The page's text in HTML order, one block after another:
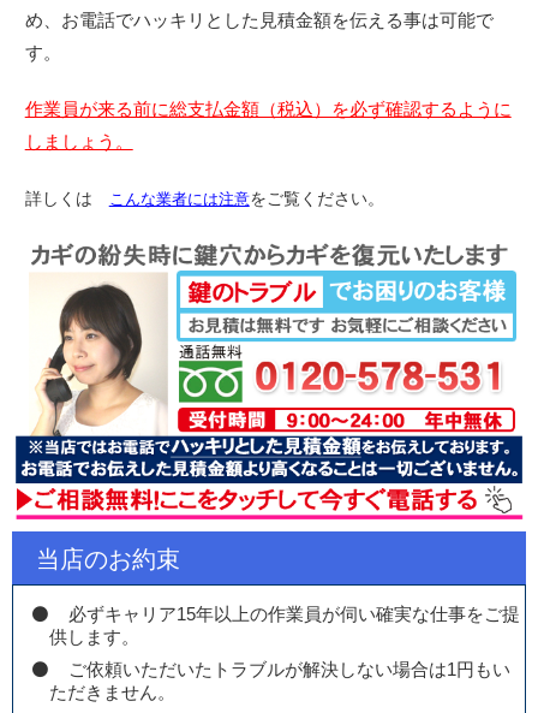
め、お電話でハッキリとした見積金額を伝える事は可能で
す。
作業員が来る前に総支払金額（税込）を必ず確認するように
しましょう。
詳しくは こんな業者には注意をご覧ください。
当店のお約束
必ずキャリア15年以上の作業員が伺い確実な仕事をご提
供します。
ご依頼いただいたトラブルが解決しない場合は1円もい
ただきません。